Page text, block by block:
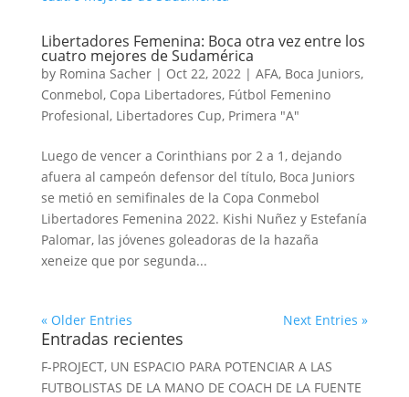
Libertadores Femenina: Boca otra vez entre los
cuatro mejores de Sudamérica
by Romina Sacher| Oct 22, 2022| AFA, Boca Juniors,
Conmebol, Copa Libertadores, Fútbol Femenino
Profesional, Libertadores Cup, Primera "A"
Luego de vencer a Corinthians por 2 a 1, dejando
afuera al campeón defensor del título, Boca Juniors
se metió en semifinales de la Copa Conmebol
Libertadores Femenina 2022. Kishi Nuñez y Estefanía
Palomar, las jóvenes goleadoras de la hazaña
xeneize que por segunda...
« Older Entries Next Entries »
Entradas recientes
F-PROJECT, UN ESPACIO PARA POTENCIAR A LAS
FUTBOLISTAS DE LA MANO DE COACH DE LA FUENTE